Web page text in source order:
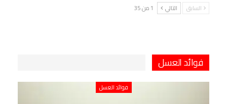
السابق التالي 1 من 35
فوائد العسل
فوائد العسل